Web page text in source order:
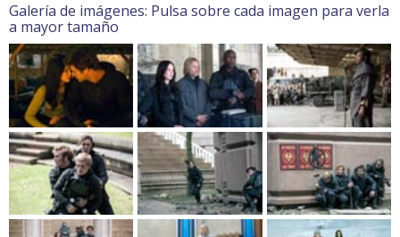
Galería de imágenes: Pulsa sobre cada imagen para verla
a mayor tamaño